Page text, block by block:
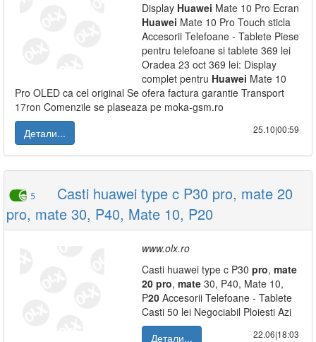
Display Huawei Mate 10 Pro Ecran
Huawei Mate 10 Pro Touch sticla
Accesorii Telefoane - Tablete Piese
pentru telefoane si tablete 369 lei
Oradea 23 oct 369 lei: Display
complet pentru Huawei Mate 10
Pro OLED ca cel original Se ofera factura garantie Transport
17ron Comenzile se plaseaza pe moka-gsm.ro
Детали...
25.10|00:59
5
Casti huawei type c P30 pro, mate 20
pro, mate 30, P40, Mate 10, P20
www.olx.ro
Casti huawei type c P30 pro, mate
20 pro, mate 30, P40, Mate 10,
P20 Accesorii Telefoane - Tablete
Casti 50 lei Negociabil Ploiesti Azi
Детали...
22.06|18:03